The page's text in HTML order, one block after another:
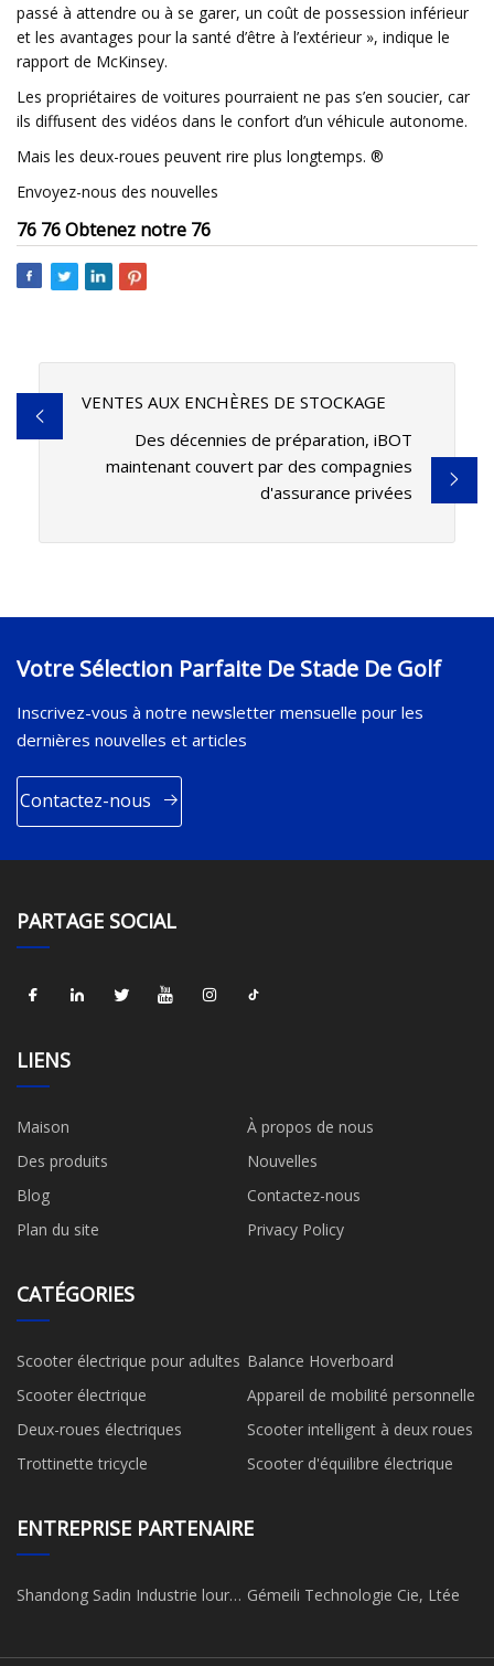
passé à attendre ou à se garer, un coût de possession inférieur
et les avantages pour la santé d’être à l’extérieur », indique le
rapport de McKinsey.
Les propriétaires de voitures pourraient ne pas s’en soucier, car
ils diffusent des vidéos dans le confort d’un véhicule autonome.
Mais les deux-roues peuvent rire plus longtemps. ®
Envoyez-nous des nouvelles
76 76 Obtenez notre 76
VENTES AUX ENCHÈRES DE STOCKAGE
Des décennies de préparation, iBOT
maintenant couvert par des compagnies
d'assurance privées
Votre Sélection Parfaite De Stade De Golf
Inscrivez-vous à notre newsletter mensuelle pour les
dernières nouvelles et articles
Contactez-nous
PARTAGE SOCIAL
LIENS
Maison
À propos de nous
Des produits
Nouvelles
Blog
Contactez-nous
Plan du site
Privacy Policy
CATÉGORIES
Scooter électrique pour adultes Balance Hoverboard
Scooter électrique
Appareil de mobilité personnelle
Deux-roues électriques
Scooter intelligent à deux roues
Trottinette tricycle
Scooter d'équilibre électrique
ENTREPRISE PARTENAIRE
Shandong Sadin Industrie lourde
Gémeili Technologie Cie, Ltée